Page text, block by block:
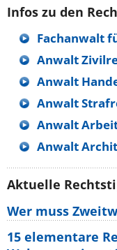
Infos zu den
Fachanwalt
Anwalt
Anwalt
Anwalt
Anwalt
Anwalt
Aktuelle
Wer muss
15 elementare